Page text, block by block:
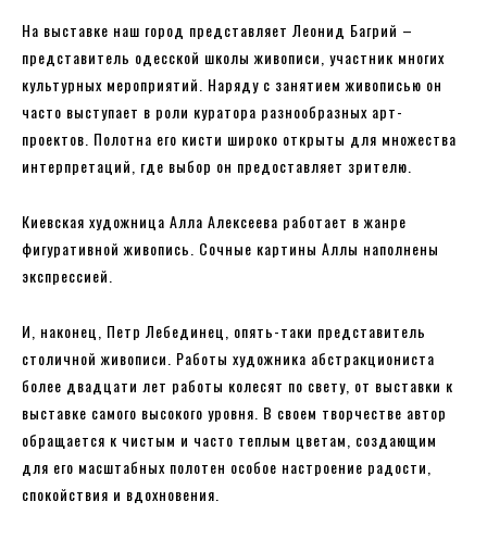
На выставке наш город представляет Леонид Багрий –
представитель одесской школы живописи, участник многих
культурных мероприятий. Наряду с занятием живописью он
часто выступает в роли куратора разнообразных арт-
проектов. Полотна его кисти широко открыты для множества
интерпретаций, где выбор он предоставляет зрителю.
Киевская художница Алла Алексеева работает в жанре
фигуративной живопись. Сочные картины Аллы наполнены
экспрессией.
И, наконец, Петр Лебединец, опять-таки представитель
столичной живописи. Работы художника абстракциониста
более двадцати лет работы колесят по свету, от выставки к
выставке самого высокого уровня. В своем творчестве автор
обращается к чистым и часто теплым цветам, создающим
для его масштабных полотен особое настроение радости,
спокойствия и вдохновения.